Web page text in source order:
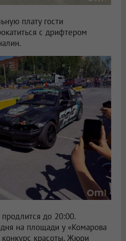
плату гости
с дрифтером
до 20:00.
на площади у «Комарова
красоты. Жюри